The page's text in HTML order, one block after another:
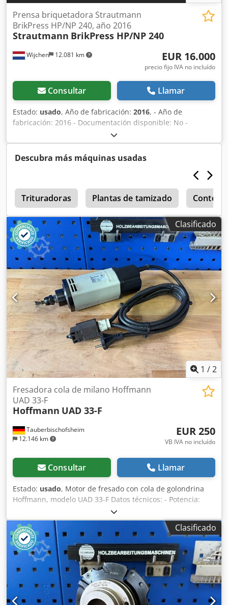
Wijchen 12.081 km
Prensa briquetadora Strautmann
BrikPress HP/NP 240, año 2016
Strautmann BrikPress HP/NP 240
EUR 16.000
precio fijo IVA no incluído
Consultar Llamar
Estado: usado, Año de fabricación: 2016, - Año de
fabricación: 2016 - Documentación disponible: No -
Certificado CE: No Información financiera IVA: El precio
indicado no incluye el IVA. IVA/régimen de margen: El IVA
es deducible para las empresas. Entrega y aceptación de
vehículos usados posibles en cualquier momento para
todos los productos del sector industrial. Dcsdpozry S Uofx
Ah Ujk Yorick Diebels
Descubra más máquinas usadas
Trituradoras Plantas de tamizado
Clasificado
1 /2
Tauberbischofsheim
12.146 km
Fresadora cola de milano Hoffmann
UAD 33-F
Hoffmann UAD 33-F
EUR 250
VB IVA no incluído
Consultar Llamar
Estado: usado, Motor de fresado con cola de golondrina
Hoffmann, modelo UAD 33-F Datos técnicos: - Potencia:
1000 W - n: 33.000 rpm Dcedjzryq Djpfx Ah Ujk
Clasificado